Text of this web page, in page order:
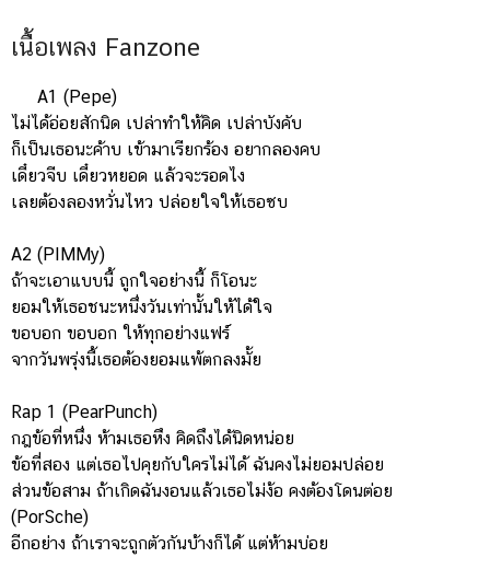
เนื้อเพลง Fanzone
A1 (Pepe)
ไม่ได้อ่อยสักนิด เปล่าทำให้คิด เปล่าบังคับ
ก็เป็นเธอนะค้าบ เข้ามาเรียกร้อง อยากลองคบ
เดี๋ยวจีบ เดี๋ยวหยอด แล้วจะรอดไง
เลยต้องลองหวั่นไหว ปล่อยใจให้เธอซบ
A2 (PIMMy)
ถ้าจะเอาแบบนี้ ถูกใจอย่างนี้ ก็โอนะ
ยอมให้เธอชนะหนึ่งวันเท่านั้นให้ได้ใจ
ขอบอก ขอบอก ให้ทุกอย่างแฟร์
จากวันพรุ่งนี้เธอต้องยอมแพ้ตกลงมั้ย
Rap 1 (PearPunch)
กฎข้อที่หนึ่ง ห้ามเธอหึง คิดถึงได้นิดหน่อย
ข้อที่สอง แต่เธอไปคุยกับใครไม่ได้ ฉันคงไม่ยอมปล่อย
ส่วนข้อสาม ถ้าเกิดฉันงอนแล้วเธอไม่ง้อ คงต้องโดนต่อย
(PorSche)
อีกอย่าง ถ้าเราจะถูกตัวกันบ้างก็ได้ แต่ห้ามบ่อย